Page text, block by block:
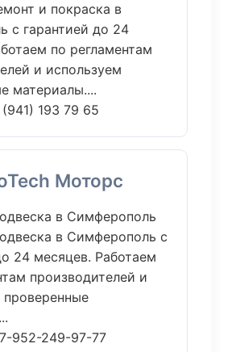
и покраска в
с гарантией до 24
по регламентам
и используем
материалы....
193 79 65
Моторс
в Симферополь
в Симферополь с
24 месяцев. Работаем
производителей и
проверенные
952-249-97-77